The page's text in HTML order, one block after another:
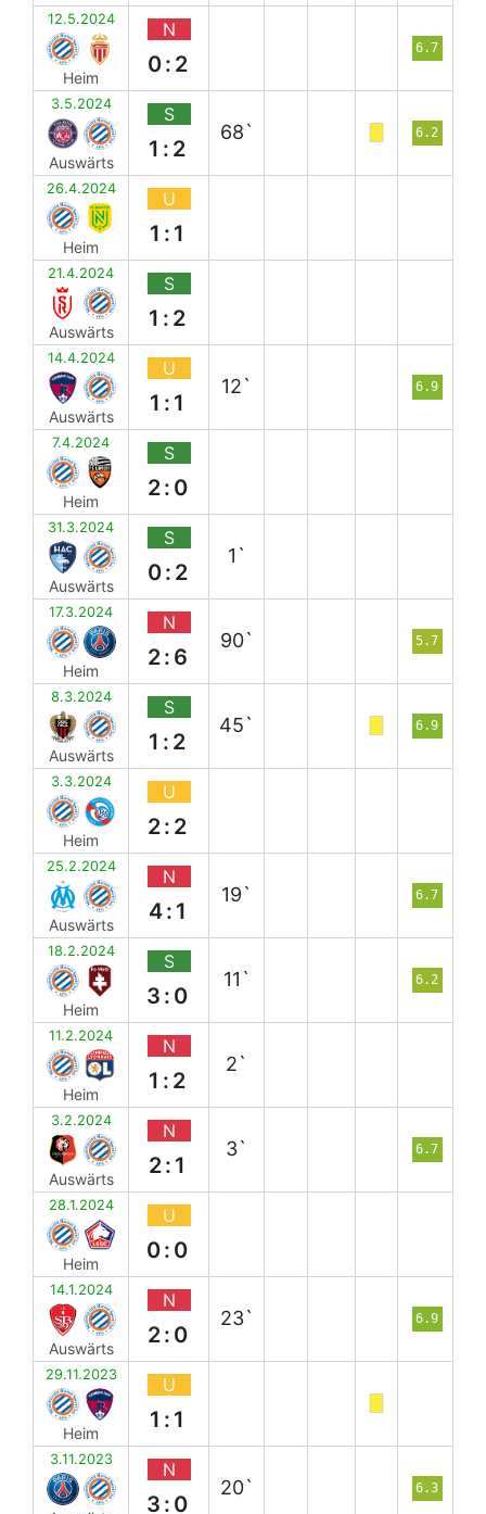
12.5.2024
Heim
N
0:2
6.7
3.5.2024
Auswärts
S
1:2
68` 6.2
26.4.2024
Heim
U
1:1
21.4.2024
Auswärts
S
1:2
14.4.2024
Auswärts
U
1:1
12` 6.9
7.4.2024
Heim
S
2:0
31.3.2024
Auswärts
S
0:2
1`
17.3.2024
Heim
N
2:6
90` 5.7
8.3.2024
Auswärts
S
1:2
45` 6.9
3.3.2024
Heim
U
2:2
25.2.2024
Auswärts
N
4:1
19` 6.7
18.2.2024
Heim
S
3:0
11` 6.2
11.2.2024
Heim
N
1:2
2`
3.2.2024
Auswärts
N
2:1
3` 6.7
28.1.2024
Heim
U
0:0
14.1.2024
Auswärts
N
2:0
23` 6.9
29.11.2023
Heim
U
1:1
3.11.2023 N
3:0
20` 6.3